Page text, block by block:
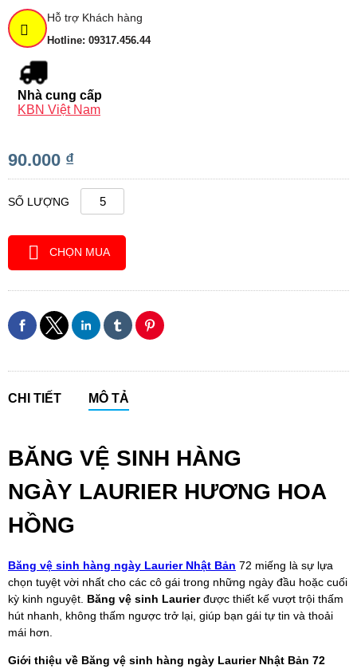
Hỗ trợ Khách hàng
Hotline: 09317.456.44
Nhà cung cấp
KBN Việt Nam
90.000 ₫
SỐ LƯỢNG
CHỌN MUA
CHI TIẾT MÔ TẢ
BĂNG VỆ SINH HÀNG
NGÀY LAURIER HƯƠNG HOA
HỒNG
Băng vệ sinh hàng ngày Laurier Nhật Bản 72 miếng là sự lựa
chọn tuyệt vời nhất cho các cô gái trong những ngày đầu hoặc cuối
kỳ kinh nguyệt. Băng vệ sinh Laurierđược thiết kế vượt trội thấm
hút nhanh, không thấm ngược trở lại, giúp bạn gái tự tin và thoải
mái hơn.
Giới thiệu về Băng vệ sinh hàng ngày Laurier Nhật Bản 72